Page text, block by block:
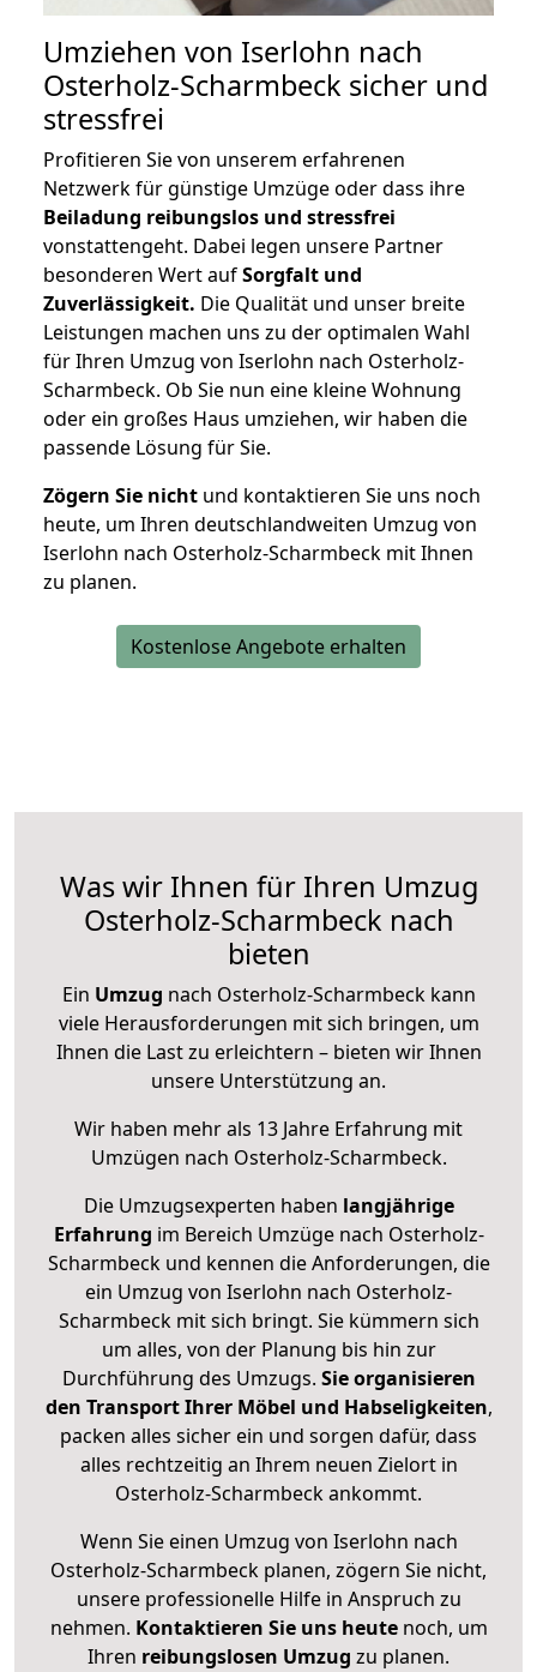
Umziehen von Iserlohn nach
Osterholz-Scharmbeck sicher und
stressfrei
Profitieren Sie von unserem erfahrenen
Netzwerk für günstige Umzüge oder dass ihre
Beiladung reibungslos und stressfrei
vonstattengeht. Dabei legen unsere Partner
besonderen Wert aufSorgfalt und
Zuverlässigkeit. Die Qualität und unser breite
Leistungen machen uns zu der optimalen Wahl
für Ihren Umzug von Iserlohn nach Osterholz-
Scharmbeck. Ob Sie nun eine kleine Wohnung
oder ein großes Haus umziehen, wir haben die
passende Lösung für Sie.
Zögern Sie nicht und kontaktieren Sie uns noch
heute, um Ihren deutschlandweiten Umzug von
Iserlohn nach Osterholz-Scharmbeck mit Ihnen
zu planen.
Kostenlose Angebote erhalten
Was wir Ihnen für Ihren Umzug
Osterholz-Scharmbeck nach
bieten
Ein Umzug nach Osterholz-Scharmbeck kann
viele Herausforderungen mit sich bringen, um
Ihnen die Last zu erleichtern – bieten wir Ihnen
unsere Unterstützung an.
Wir haben mehr als 13 Jahre Erfahrung mit
Umzügen nach Osterholz-Scharmbeck.
Die Umzugsexperten haben langjährige
Erfahrung im Bereich Umzüge nach Osterholz-
Scharmbeck und kennen die Anforderungen, die
ein Umzug von Iserlohn nach Osterholz-
Scharmbeck mit sich bringt. Sie kümmern sich
um alles, von der Planung bis hin zur
Durchführung des Umzugs. Sie organisieren
den Transport Ihrer Möbel und Habseligkeiten,
packen alles sicher ein und sorgen dafür, dass
alles rechtzeitig an Ihrem neuen Zielort in
Osterholz-Scharmbeck ankommt.
Wenn Sie einen Umzug von Iserlohn nach
Osterholz-Scharmbeck planen, zögern Sie nicht,
unsere professionelle Hilfe in Anspruch zu
nehmen. Kontaktieren Sie uns heutenoch, um
Ihren reibungslosen Umzug zu planen.